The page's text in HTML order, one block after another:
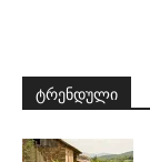
ტრენდული